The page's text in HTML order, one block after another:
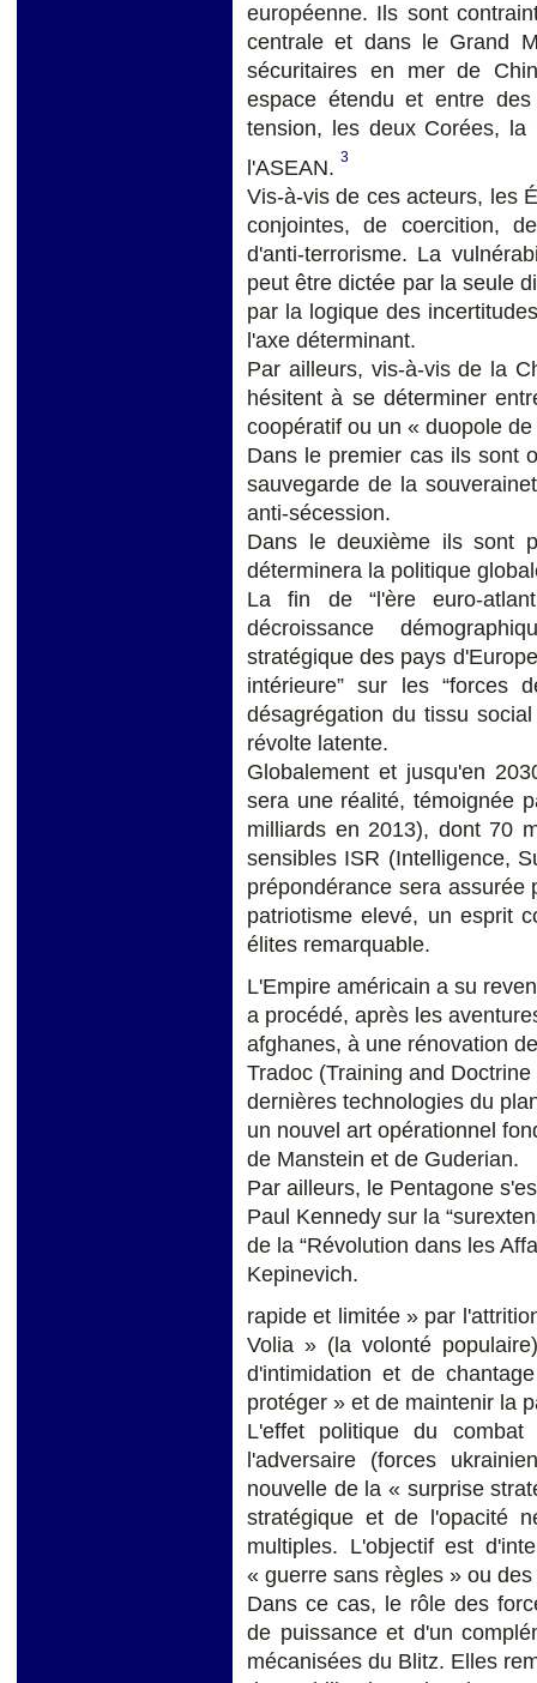
européenne. Ils sont
centrale et dans le Grand
sécuritaires en mer de
espace étendu et entre
tension, les deux Corées,
l'ASEAN. 3
Vis-à-vis de ces acteurs, les
conjointes, de coercition,
d'anti-terrorisme. La
peut être dictée par la seule
par la logique des
l'axe déterminant.
Par ailleurs, vis-à-vis de la
hésitent à se déterminer
coopératif ou un « duopole
Dans le premier cas ils sont
sauvegarde de la
anti-sécession.
Dans le deuxième ils sont
déterminera la politique
La fin de “l'ère euro-
décroissance
stratégique des pays
intérieure” sur les “forces
désagrégation du tissu
révolte latente.
Globalement et jusqu'en
sera une réalité, témoignée
milliards en 2013), dont 70
sensibles ISR (Intelligence,
prépondérance sera
patriotisme elevé, un esprit
élites remarquable.
L'Empire américain a su
a procédé, après les
afghanes, à une rénovation
Tradoc (Training and
dernières technologies du
un nouvel art opérationnel
de Manstein et de Guderian.
Par ailleurs, le Pentagone
Paul Kennedy sur la
de la “Révolution dans les
Kepinevich.
rapide et limitée » par
Volia » (la volonté
d'intimidation et de
protéger » et de maintenir la
L'effet politique du
l'adversaire (forces
nouvelle de la « surprise
stratégique et de l'opacité
multiples. L'objectif est
« guerre sans règles » ou
Dans ce cas, le rôle des
de puissance et d'un
mécanisées du Blitz. Elles